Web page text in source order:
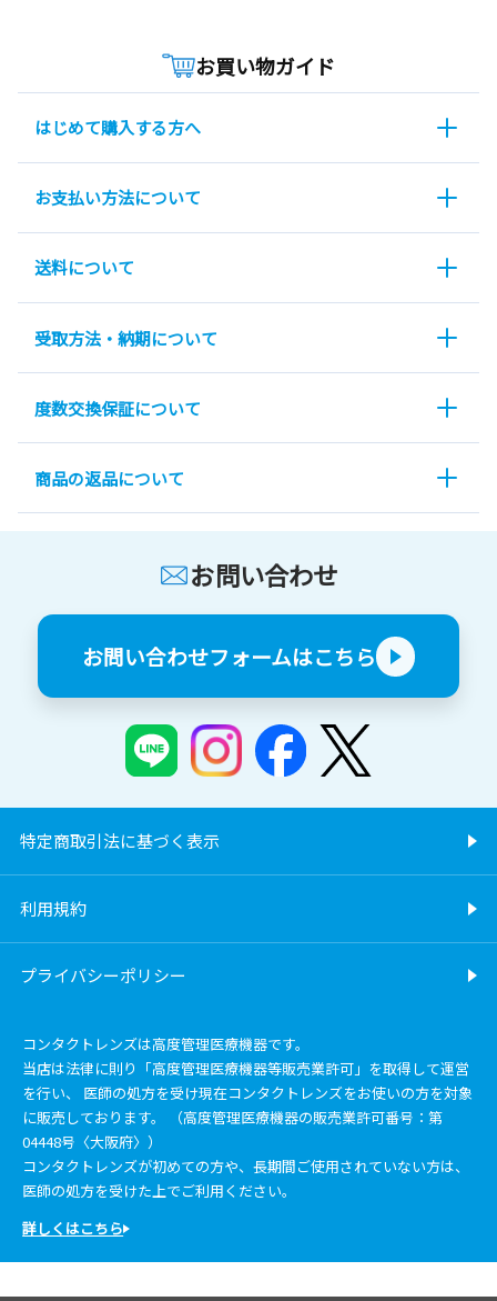
お買い物ガイド
はじめて購入する方へ
お支払い方法について
送料について
受取方法・納期について
度数交換保証について
商品の返品について
お問い合わせ
お問い合わせフォームはこちら
特定商取引法に基づく表示
利用規約
プライバシーポリシー
コンタクトレンズは高度管理医療機器です。
当店は法律に則り「高度管理医療機器等販売業許可」を取得して運営
を行い、 医師の処方を受け現在コンタクトレンズをお使いの方を対象
に販売しております。 （高度管理医療機器の販売業許可番号：第
04448号〈大阪府〉）
コンタクトレンズが初めての方や、長期間ご使用されていない方は、
医師の処方を受けた上でご利用ください。
詳しくはこちら